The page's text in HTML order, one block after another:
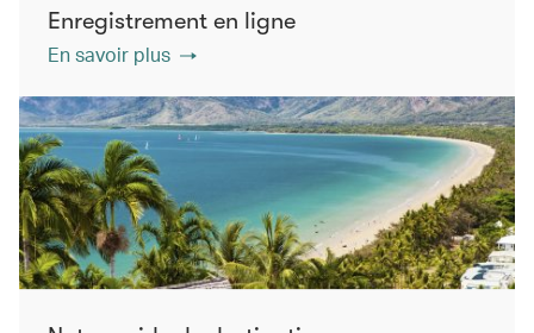
Enregistrement en ligne
En savoir plus